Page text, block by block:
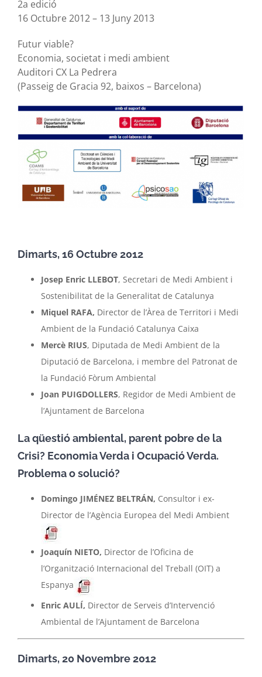
2a edició
16 Octubre 2012 – 13 Juny 2013
Futur viable?
Economia, societat i medi ambient
Auditori CX La Pedrera
(Passeig de Gracia 92, baixos – Barcelona)
Dimarts, 16 Octubre 2012
Josep Enric LLEBOT, Secretari de Medi Ambient i
Sostenibilitat de la Generalitat de Catalunya
Miquel RAFA, Director de l’Àrea de Territori i Medi
Ambient de la Fundació Catalunya Caixa
Mercè RIUS, Diputada de Medi Ambient de la
Diputació de Barcelona, i membre del Patronat de
la Fundació Fòrum Ambiental
Joan PUIGDOLLERS, Regidor de Medi Ambient de
l’Ajuntament de Barcelona
La qüestió ambiental, parent pobre de la
Crisi? Economia Verda i Ocupació Verda.
Problema o solució?
Domingo JIMÉNEZ BELTRÁN, Consultor i ex-
Director de l’Agència Europea del Medi Ambient
Joaquín NIETO, Director de l’Oficina de
l’Organització Internacional del Treball (OIT) a
Espanya
Enric AULÍ, Director de Serveis d’Intervenció
Ambiental de l’Ajuntament de Barcelona
Dimarts, 20 Novembre 2012